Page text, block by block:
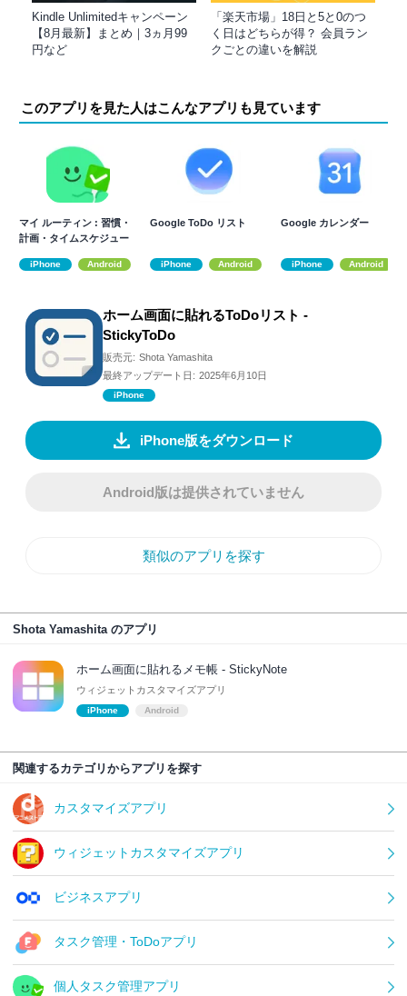
Kindle Unlimitedキャンペーン
【8月最新】まとめ｜3ヵ月99
円など
「楽天市場」18日と5と0のつ
く日はどちらが得？ 会員ラン
クごとの違いを解説
このアプリを見た人はこんなアプリも見ています
マイ ルーティン : 習慣・
計画・タイムスケジュー
iPhone Android
Google ToDo リスト
iPhone Android
Google カレンダー
iPhone Android
ホーム画面に貼れるToDoリスト -
StickyToDo
販売元: Shota Yamashita
最終アップデート日: 2025年6月10日
iPhone
iPhone版をダウンロード
Android版は提供されていません
類似のアプリを探す
Shota Yamashita のアプリ
ホーム画面に貼れるメモ帳 - StickyNote
ウィジェットカスタマイズアプリ
iPhone Android
関連するカテゴリからアプリを探す
カスタマイズアプリ
ウィジェットカスタマイズアプリ
ビジネスアプリ
タスク管理・ToDoアプリ
個人タスク管理アプリ